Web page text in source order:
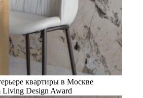
квартиры в Москве
Design Award